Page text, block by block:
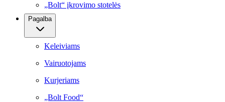
„Bolt“ įkrovimo stotelės
Pagalba
Keleiviams
Vairuotojams
Kurjeriams
„Bolt Food“